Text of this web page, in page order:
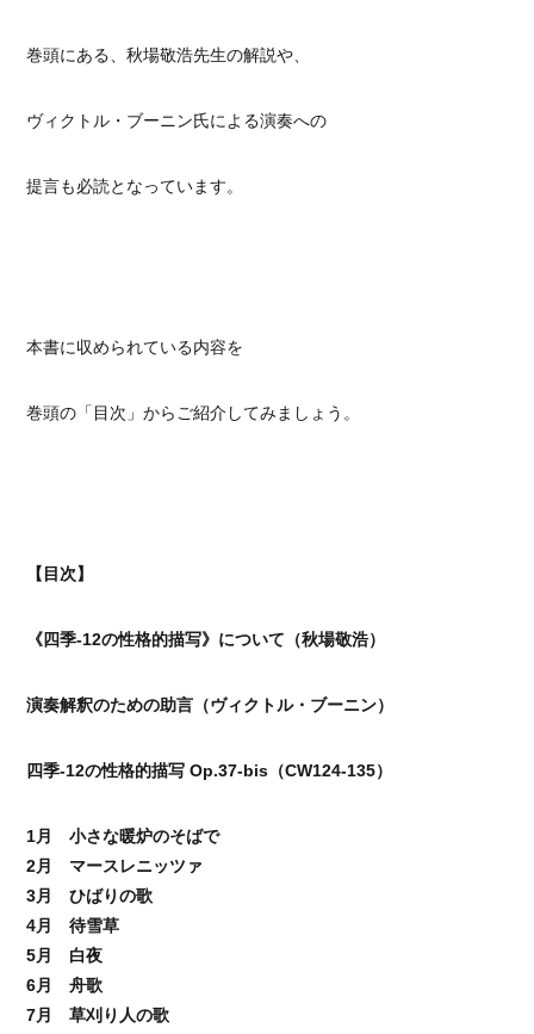
巻頭にある、秋場敬浩先生の解説や、
ヴィクトル・ブーニン氏による演奏への
提言も必読となっています。
本書に収められている内容を
巻頭の「目次」からご紹介してみましょう。
【目次】
《四季-12の性格的描写》について（秋場敬浩）
演奏解釈のための助言（ヴィクトル・ブーニン）
四季-12の性格的描写 Op.37-bis（CW124-135）
1月 小さな暖炉のそばで
2月 マースレニッツァ
3月 ひばりの歌
4月 待雪草
5月 白夜
6月 舟歌
7月 草刈り人の歌